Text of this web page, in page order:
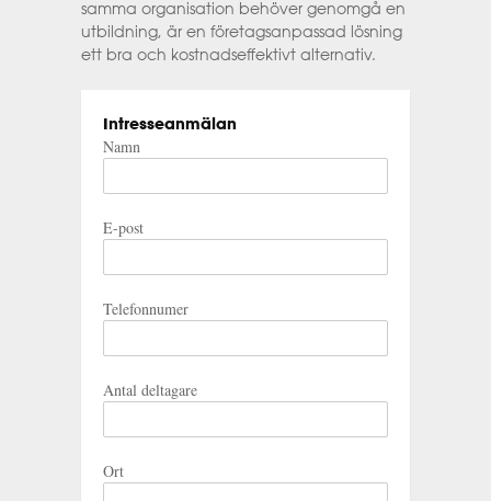
samma organisation behöver genomgå en
utbildning, är en företagsanpassad lösning
ett bra och kostnadseffektivt alternativ.
Intresseanmälan
Namn
E-post
Telefonnumer
Antal deltagare
Ort